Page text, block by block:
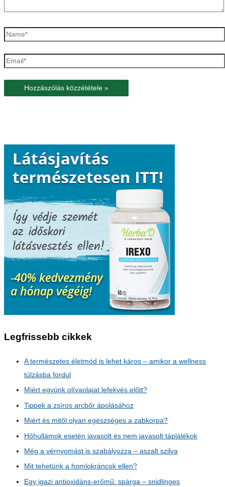
Name*
Email*
Legfrissebb cikkek
A természetes életmód is lehet káros – amikor a wellness
túlzásba fordul
Miért együnk olívaolajat lefekvés előtt?
Tippek a zsíros arcbőr ápolásához
Miért és mitől olyan egészséges a zabkorpa?
Hőhullámok esetén javasolt és nem javasolt táplálékok
Még a vérnyomást is szabályozza – aszalt szilva
Mit tehetünk a homlokráncok ellen?
Egy igazi antioxidáns-erőmű: spárga – snidlinges